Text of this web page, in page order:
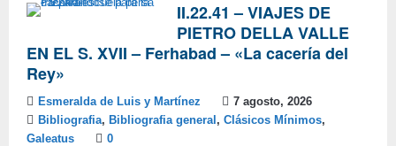
II.22.41 – VIAJES DE
PIETRO DELLA VALLE
EN EL S. XVII – Ferhabad – «La cacería del
Rey»
Esmeralda de Luis y Martínez
7 agosto, 2026
Bibliografia, Bibliografia general , Clásicos Mínimos,
Galeatus
0